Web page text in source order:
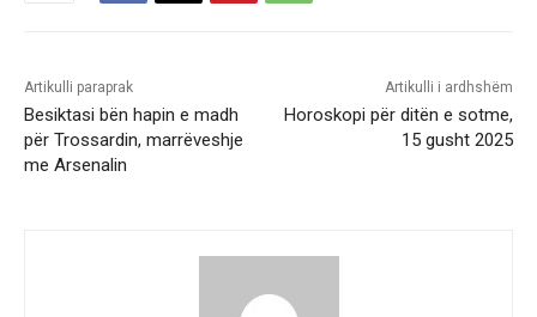
Artikulli paraprak
Besiktasi bën hapin e madh
për Trossardin, marrëveshje
me Arsenalin
Artikulli i ardhshëm
Horoskopi për ditën e sotme,
15 gusht 2025